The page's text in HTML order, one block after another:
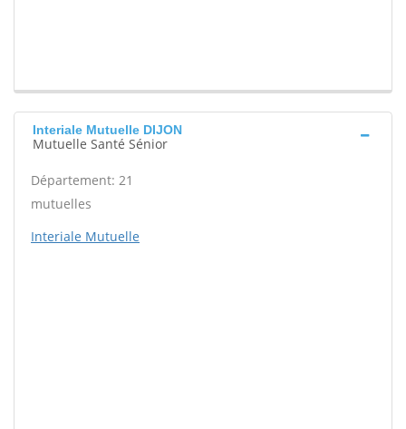
Interiale Mutuelle DIJON
Mutuelle Santé Sénior
Département: 21
mutuelles
Interiale Mutuelle